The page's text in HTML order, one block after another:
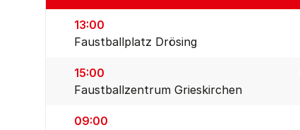
13:00
Faustballplatz Drösing
15:00
Faustballzentrum Grieskirchen
09:00